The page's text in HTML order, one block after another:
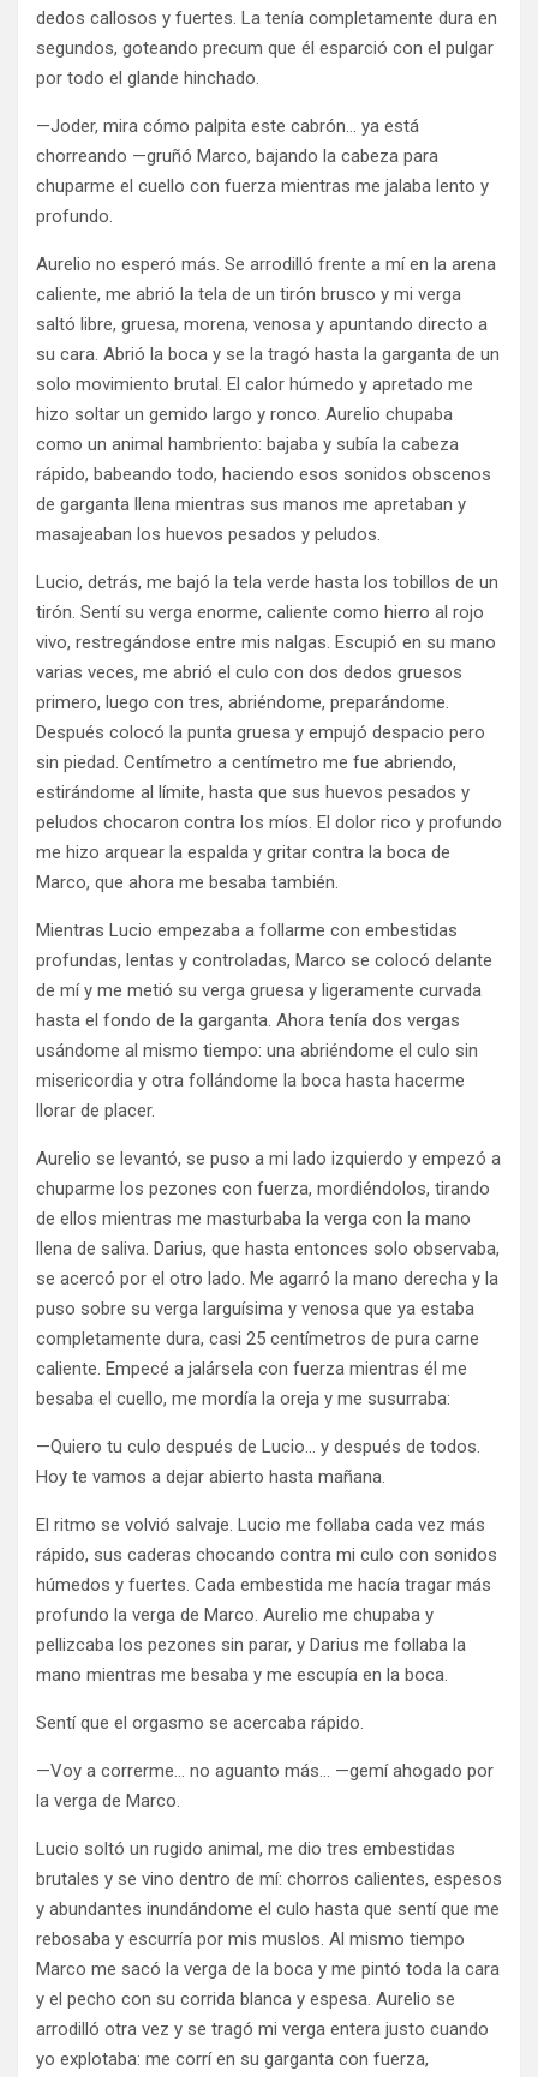
dedos callosos y fuertes. La tenía completamente dura en
segundos, goteando precum que él esparció con el pulgar
por todo el glande hinchado.
—Joder, mira cómo palpita este cabrón… ya está
chorreando —gruñó Marco, bajando la cabeza para
chuparme el cuello con fuerza mientras me jalaba lento y
profundo.
Aurelio no esperó más. Se arrodilló frente a mí en la arena
caliente, me abrió la tela de un tirón brusco y mi verga
saltó libre, gruesa, morena, venosa y apuntando directo a
su cara. Abrió la boca y se la tragó hasta la garganta de un
solo movimiento brutal. El calor húmedo y apretado me
hizo soltar un gemido largo y ronco. Aurelio chupaba
como un animal hambriento: bajaba y subía la cabeza
rápido, babeando todo, haciendo esos sonidos obscenos
de garganta llena mientras sus manos me apretaban y
masajeaban los huevos pesados y peludos.
Lucio, detrás, me bajó la tela verde hasta los tobillos de un
tirón. Sentí su verga enorme, caliente como hierro al rojo
vivo, restregándose entre mis nalgas. Escupió en su mano
varias veces, me abrió el culo con dos dedos gruesos
primero, luego con tres, abriéndome, preparándome.
Después colocó la punta gruesa y empujó despacio pero
sin piedad. Centímetro a centímetro me fue abriendo,
estirándome al límite, hasta que sus huevos pesados y
peludos chocaron contra los míos. El dolor rico y profundo
me hizo arquear la espalda y gritar contra la boca de
Marco, que ahora me besaba también.
Mientras Lucio empezaba a follarme con embestidas
profundas, lentas y controladas, Marco se colocó delante
de mí y me metió su verga gruesa y ligeramente curvada
hasta el fondo de la garganta. Ahora tenía dos vergas
usándome al mismo tiempo: una abriéndome el culo sin
misericordia y otra follándome la boca hasta hacerme
llorar de placer.
Aurelio se levantó, se puso a mi lado izquierdo y empezó a
chuparme los pezones con fuerza, mordiéndolos, tirando
de ellos mientras me masturbaba la verga con la mano
llena de saliva. Darius, que hasta entonces solo observaba,
se acercó por el otro lado. Me agarró la mano derecha y la
puso sobre su verga larguísima y venosa que ya estaba
completamente dura, casi 25 centímetros de pura carne
caliente. Empecé a jalársela con fuerza mientras él me
besaba el cuello, me mordía la oreja y me susurraba:
—Quiero tu culo después de Lucio… y después de todos.
Hoy te vamos a dejar abierto hasta mañana.
El ritmo se volvió salvaje. Lucio me follaba cada vez más
rápido, sus caderas chocando contra mi culo con sonidos
húmedos y fuertes. Cada embestida me hacía tragar más
profundo la verga de Marco. Aurelio me chupaba y
pellizcaba los pezones sin parar, y Darius me follaba la
mano mientras me besaba y me escupía en la boca.
Sentí que el orgasmo se acercaba rápido.
—Voy a correrme… no aguanto más… —gemí ahogado por
la verga de Marco.
Lucio soltó un rugido animal, me dio tres embestidas
brutales y se vino dentro de mí: chorros calientes, espesos
y abundantes inundándome el culo hasta que sentí que me
rebosaba y escurría por mis muslos. Al mismo tiempo
Marco me sacó la verga de la boca y me pintó toda la cara
y el pecho con su corrida blanca y espesa. Aurelio se
arrodilló otra vez y se tragó mi verga entera justo cuando
yo explotaba: me corrí en su garganta con fuerza,